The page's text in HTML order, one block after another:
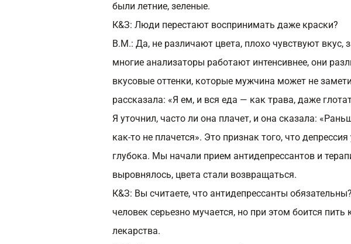
были летние, зеленые.
К&З: Люди перестают воспринимать даже краски?
В.М.: Да, не различают цвета, плохо чувствуют вкус,
многие анализаторы работают интенсивнее, они
вкусовые оттенки, которые мужчина может не
рассказала: «Я ем, и вся еда — как трава, даже
Я уточнил, часто ли она плачет, и она сказала:
как-то не плачется». Это признак того, что
глубока. Мы начали прием антидепрессантов и
выровнялось, цвета стали возвращаться.
К&З: Вы считаете, что антидепрессанты
человек серьезно мучается, но при этом боится пить
лекарства.